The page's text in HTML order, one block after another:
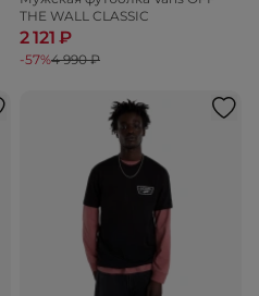
THE WALL CLASSIC
2 121 ₽
-57%4 990 ₽